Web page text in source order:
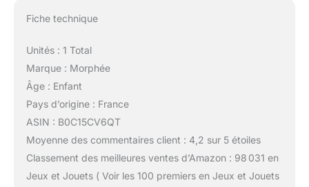
Fiche technique
Unités : 1 Total
Marque : Morphée
Âge : Enfant
Pays d’origine : France
ASIN : B0C15CV6QT
Moyenne des commentaires client : 4,2 sur 5 étoiles
Classement des meilleures ventes d’Amazon : 98 031 en
Jeux et Jouets ( Voir les 100 premiers en Jeux et Jouets